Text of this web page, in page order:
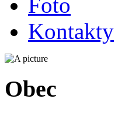
Foto
Kontakty
Obec